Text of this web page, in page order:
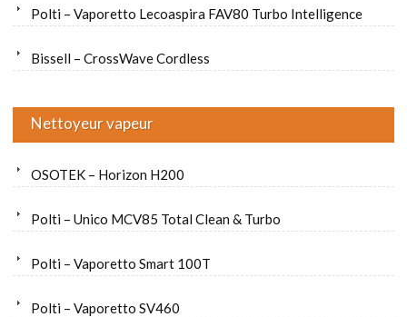
Polti – Vaporetto Lecoaspira FAV80 Turbo Intelligence
Bissell – CrossWave Cordless
Nettoyeur vapeur
OSOTEK – Horizon H200
Polti – Unico MCV85 Total Clean & Turbo
Polti – Vaporetto Smart 100T
Polti – Vaporetto SV460